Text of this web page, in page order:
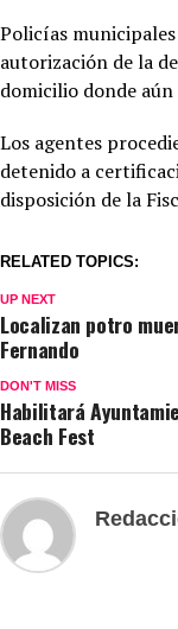
Policías
autorización de la
domicilio donde
Los agentes
detenido a
disposición de la
RELATED TOPICS:
UP NEXT
Localizan potro
Fernando
DON'T MISS
Habilitará
Beach Fest